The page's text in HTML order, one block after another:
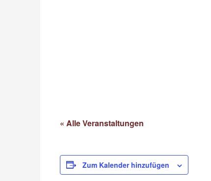
« Alle Veranstaltungen
Zum Kalender hinzufügen